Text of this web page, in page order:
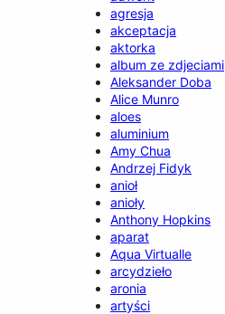
agresja
akceptacja
aktorka
album ze zdjeciami
Aleksander Doba
Alice Munro
aloes
aluminium
Amy Chua
Andrzej Fidyk
anioł
anioły
Anthony Hopkins
aparat
Aqua Virtualle
arcydzieło
aronia
artyści